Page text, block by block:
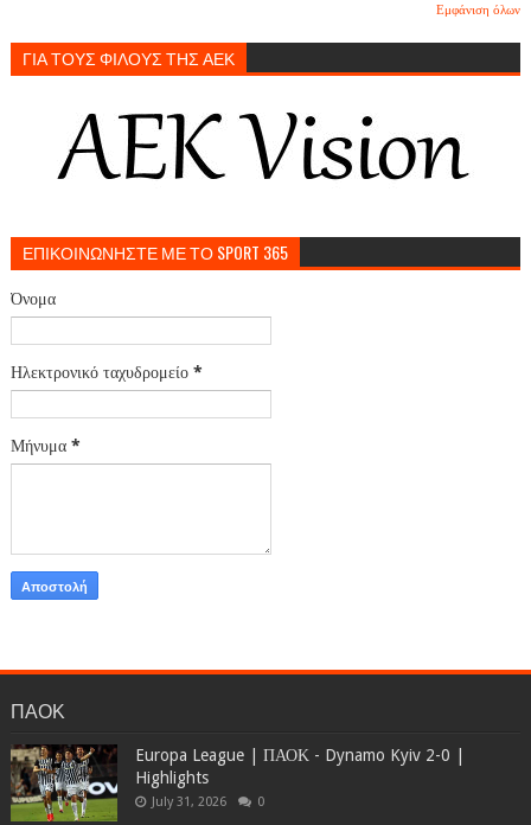
Εμφάνιση όλων
ΓΙΑ ΤΟΥΣ ΦΙΛΟΥΣ ΤΗΣ ΑΕΚ
ΕΠΙΚΟΙΝΩΝΗΣΤΕ ΜΕ ΤΟ SPORT 365
Όνομα
Ηλεκτρονικό ταχυδρομείο *
Μήνυμα *
ΠΑΟΚ
Europa League | ΠΑΟΚ - Dynamo Kyiv 2-0 |
Highlights
July 31, 2026 0